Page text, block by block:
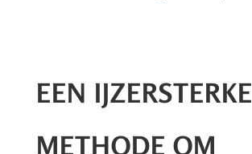
EEN IJZERSTERKE
METHODE OM